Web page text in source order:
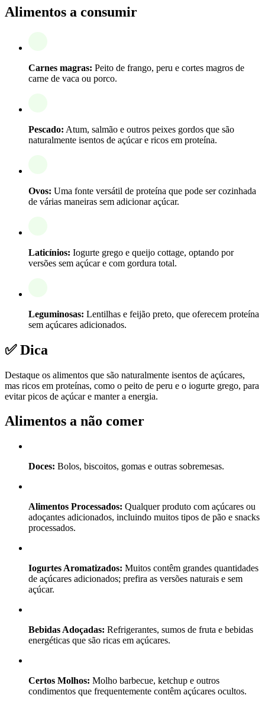
Alimentos a consumir
Carnes magras: Peito de frango, peru e cortes magros de
carne de vaca ou porco.
Pescado: Atum, salmão e outros peixes gordos que são
naturalmente isentos de açúcar e ricos em proteína.
Ovos: Uma fonte versátil de proteína que pode ser cozinhada
de várias maneiras sem adicionar açúcar.
Laticínios: Iogurte grego e queijo cottage, optando por
versões sem açúcar e com gordura total.
Leguminosas: Lentilhas e feijão preto, que oferecem proteína
sem açúcares adicionados.
✅ Dica
Destaque os alimentos que são naturalmente isentos de açúcares,
mas ricos em proteínas, como o peito de peru e o iogurte grego, para
evitar picos de açúcar e manter a energia.
Alimentos a não comer
Doces: Bolos, biscoitos, gomas e outras sobremesas.
Alimentos Processados: Qualquer produto com açúcares ou
adoçantes adicionados, incluindo muitos tipos de pão e snacks
processados.
Iogurtes Aromatizados: Muitos contêm grandes quantidades
de açúcares adicionados; prefira as versões naturais e sem
açúcar.
Bebidas Adoçadas: Refrigerantes, sumos de fruta e bebidas
energéticas que são ricas em açúcares.
Certos Molhos: Molho barbecue, ketchup e outros
condimentos que frequentemente contêm açúcares ocultos.